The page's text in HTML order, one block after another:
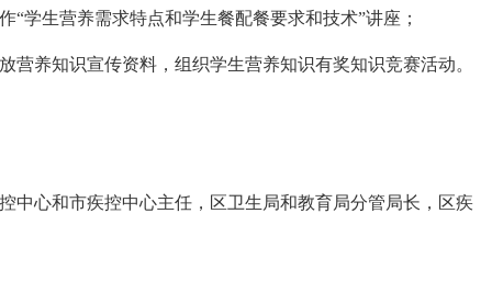
“学生营养需求特点和学生餐配餐要求和技术”讲座；
营养知识宣传资料，组织学生营养知识有奖知识竞赛活动。
中心和市疾控中心主任，区卫生局和教育局分管局长，区疾